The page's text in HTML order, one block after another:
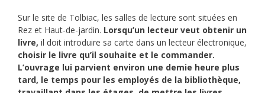
Sur le site de Tolbiac, les salles de lecture sont situées en
Rez et Haut-de-jardin. Lorsqu’un lecteur veut obtenir un
livre, il doit introduire sa carte dans un lecteur électronique,
choisir le livre qu’il souhaite et le commander.
L’ouvrage lui parvient environ une demie heure plus
tard, le temps pour les employés de la bibliothèque,